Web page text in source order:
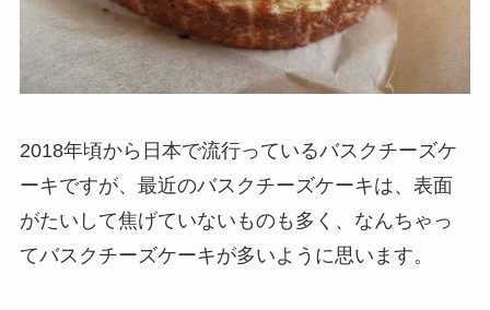
2018年頃から日本で流行っているバスクチーズケ
ーキですが、最近のバスクチーズケーキは、表面
がたいして焦げていないものも多く、なんちゃっ
てバスクチーズケーキが多いように思います。